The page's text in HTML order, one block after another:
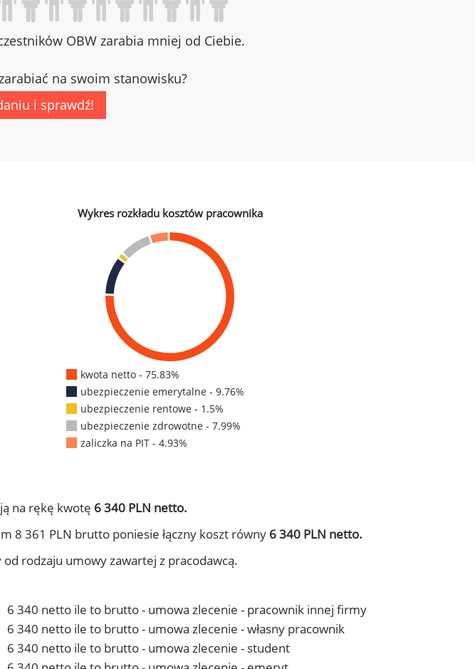
OBW zarabia mniej od Ciebie.
na swoim stanowisku?
i sprawdź!
Wykres rozkładu kosztów pracownika
kwota netto - 75.83%
ubezpieczenie emerytalne - 9.76%
ubezpieczenie rentowe - 1.5%
ubezpieczenie zdrowotne - 7.99%
zaliczka na PIT - 4.93%
na rękę kwotę 6 340 PLN netto.
8 361 PLN brutto poniesie łączny koszt równy 6 340 PLN netto.
rodzaju umowy zawartej z pracodawcą.
6 340 netto ile to brutto - umowa zlecenie - pracownik innej firmy
6 340 netto ile to brutto - umowa zlecenie - własny pracownik
6 340 netto ile to brutto - umowa zlecenie - student